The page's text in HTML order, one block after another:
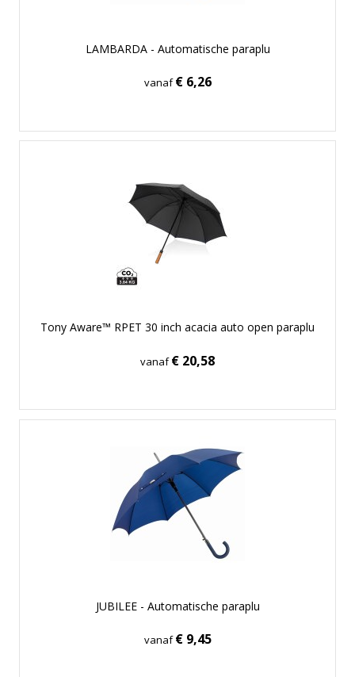
LAMBARDA - Automatische paraplu
vanaf€ 6,26
Tony Aware™ RPET 30 inch acacia auto open paraplu
vanaf€ 20,58
JUBILEE - Automatische paraplu
vanaf€ 9,45